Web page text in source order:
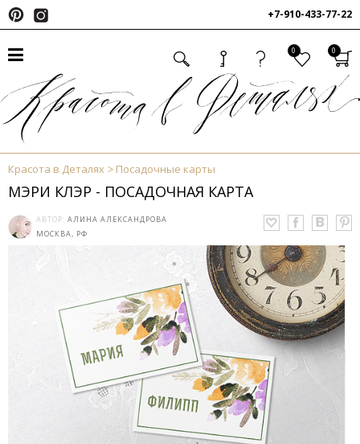
+7-910-433-77-22
0 0
Красота в Деталях Посадочные карты
МЭРИ КЛЭР - ПОСАДОЧНАЯ КАРТА
АВТОР: АЛИНА АЛЕКСАНДРОВА
МОСКВА, РФ